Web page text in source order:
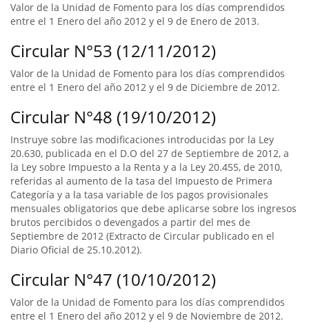
Valor de la Unidad de Fomento para los días comprendidos
entre el 1 Enero del año 2012 y el 9 de Enero de 2013.
Circular N°53 (12/11/2012)
Valor de la Unidad de Fomento para los días comprendidos
entre el 1 Enero del año 2012 y el 9 de Diciembre de 2012.
Circular N°48 (19/10/2012)
Instruye sobre las modificaciones introducidas por la Ley
20.630, publicada en el D.O del 27 de Septiembre de 2012, a
la Ley sobre Impuesto a la Renta y a la Ley 20.455, de 2010,
referidas al aumento de la tasa del Impuesto de Primera
Categoría y a la tasa variable de los pagos provisionales
mensuales obligatorios que debe aplicarse sobre los ingresos
brutos percibidos o devengados a partir del mes de
Septiembre de 2012 (Extracto de Circular publicado en el
Diario Oficial de 25.10.2012).
Circular N°47 (10/10/2012)
Valor de la Unidad de Fomento para los días comprendidos
entre el 1 Enero del año 2012 y el 9 de Noviembre de 2012.